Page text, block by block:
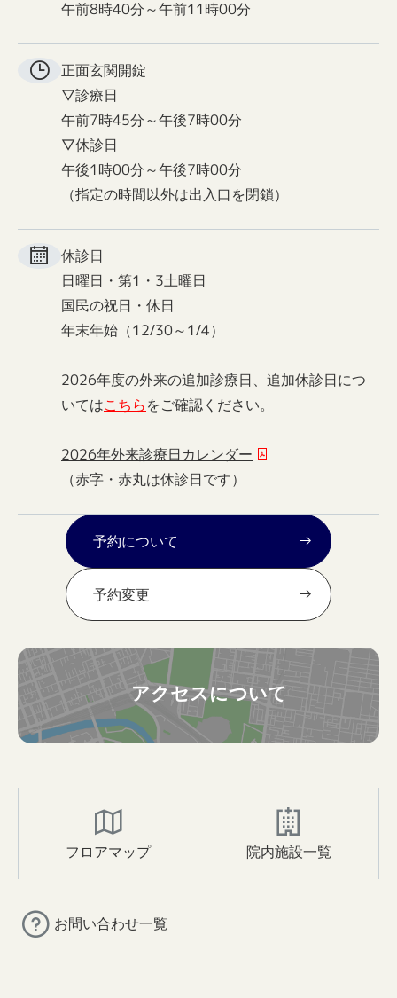
午前8時40分～午前11時00分
正面玄関開錠
▽診療日
午前7時45分～午後7時00分
▽休診日
午後1時00分～午後7時00分
（指定の時間以外は出入口を閉鎖）
休診日
日曜日・第1・3土曜日
国民の祝日・休日
年末年始（12/30～1/4）
2026年度の外来の追加診療日、追加休診日につ
いてはこちらをご確認ください。
2026年外来診療日カレンダー
（赤字・赤丸は休診日です）
予約について
予約変更
アクセスについて
フロアマップ 院内施設一覧
お問い合わせ一覧